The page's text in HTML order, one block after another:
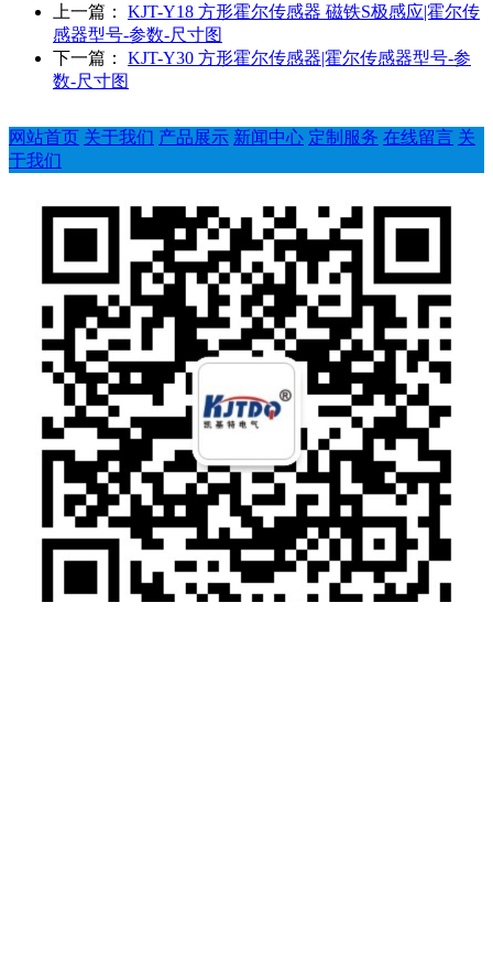
上一篇： KJT-Y18 方形霍尔传感器 磁铁S极感应|霍尔传
感器型号-参数-尺寸图
下一篇： KJT-Y30 方形霍尔传感器|霍尔传感器型号-参
数-尺寸图
网站首页 关于我们 产品展示 新闻中心 定制服务 在线留言 关
于我们